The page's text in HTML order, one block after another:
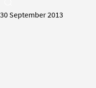
30 September 2013